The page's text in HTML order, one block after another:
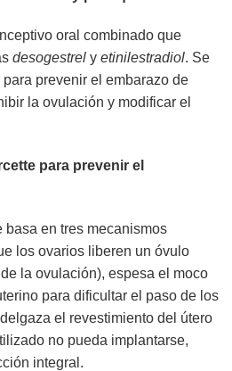
oral combinado que
desogestrely etinilestradiol. Se
prevenir el embarazo de
la ovulación y modificar el
para prevenir el
basa en tres mecanismos
los ovarios liberen un óvulo
la ovulación), espesa el moco
para dificultar el paso de los
el revestimiento del útero
no pueda implantarse,
integral.